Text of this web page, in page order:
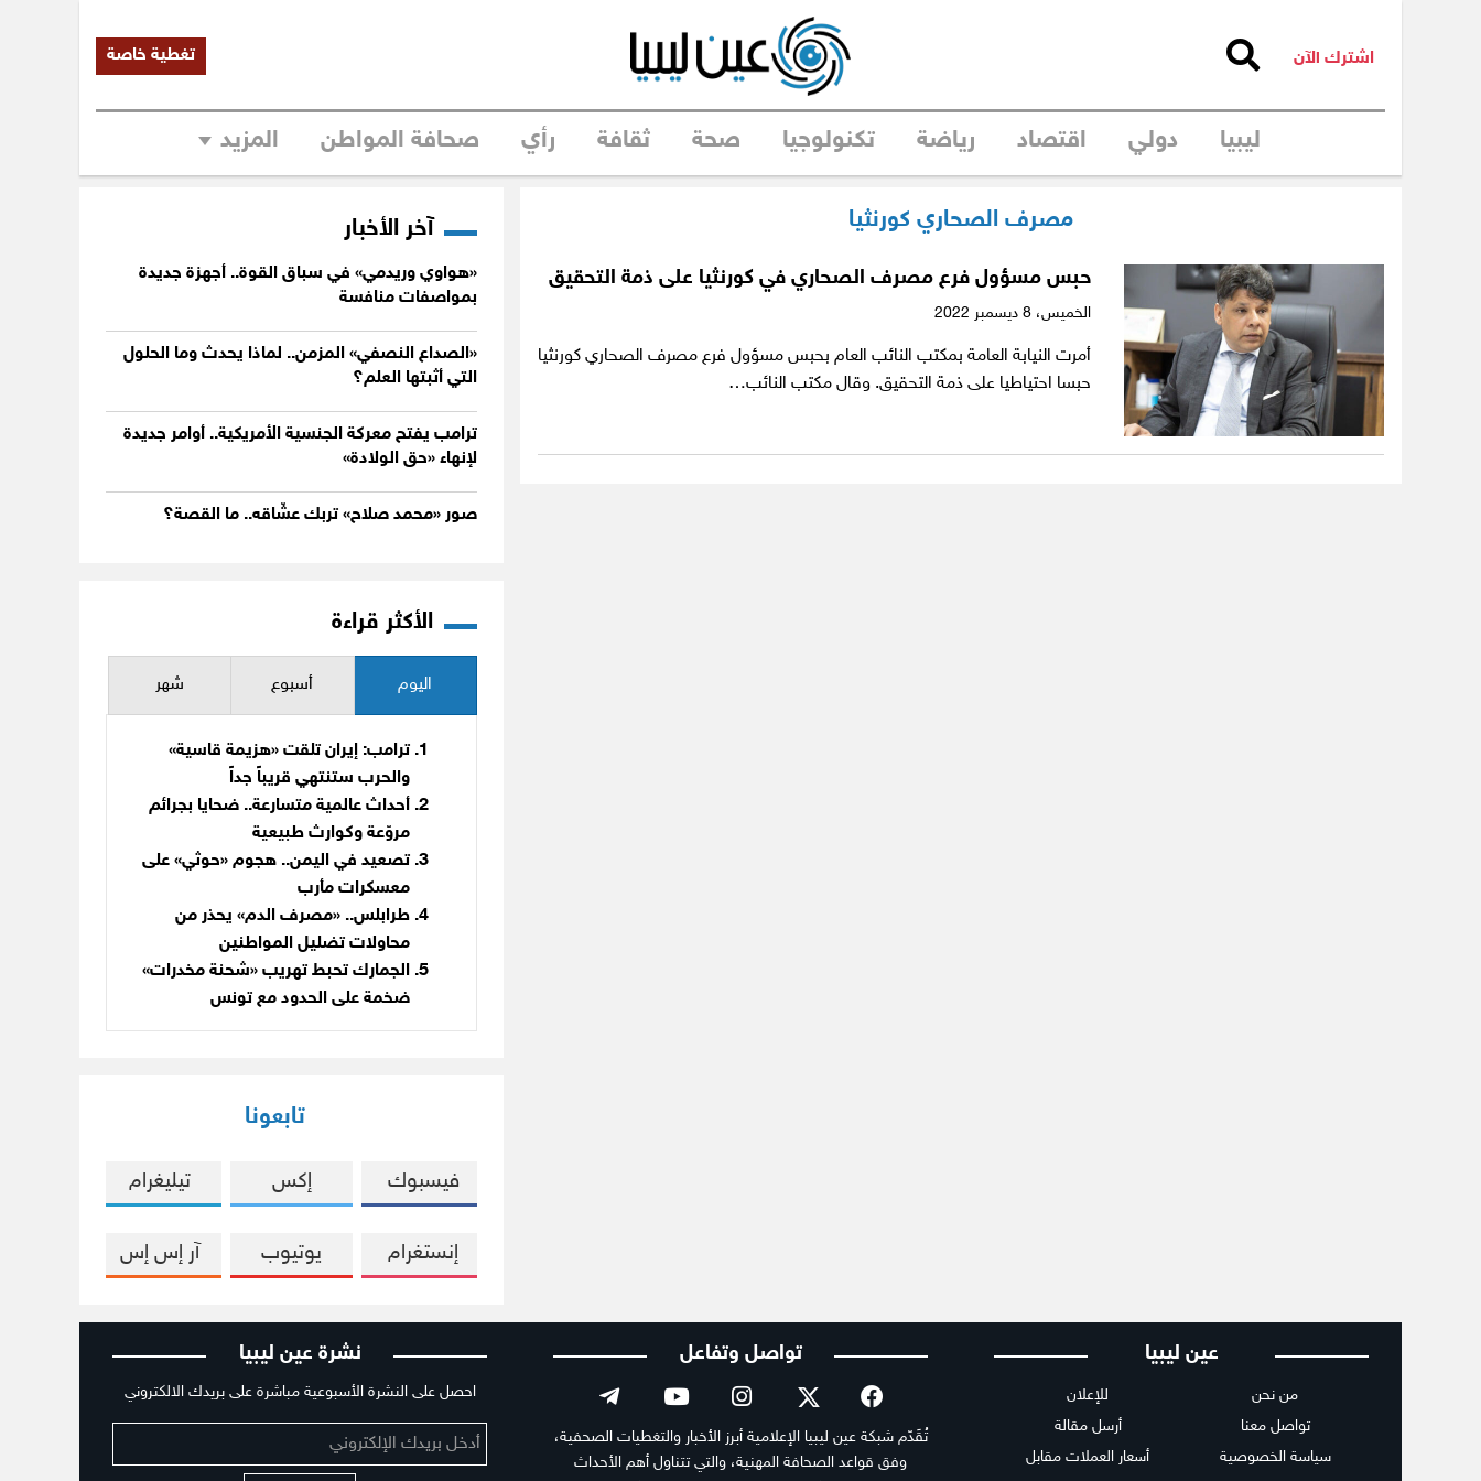
اشترك الآن تغطية خاصة
ليبيا دولي اقتصاد رياضة تكنولوجيا صحة ثقافة رأي صحافة المواطن المزيد
مصرف الصحاري كورنثيا
حبس مسؤول فرع مصرف الصحاري في كورنثيا على ذمة التحقيق
الخميس،
أمرت النيابة العامة بمكتب النائب العام بحبس مسؤول فرع مصرف الصحاري كورنثيا
حبسا احتياطيا على ذمة التحقيق. وقال مكتب النائب…
آخر الأخبار
«هواوي وريدمي» في سباق القوة.. أجهزة جديدة
بمواصفات منافسة
«الصداع النصفي» المزمن.. لماذا يحدث وما الحلول
التي أثبتها العلم؟
ترامب يفتح معركة الجنسية الأمريكية.. أوامر جديدة
لإنهاء «حق الولادة»
صور «محمد صلاح» تربك عشّاقه.. ما القصة؟
الأكثر قراءة
اليوم أسبوع شهر
ترامب: إيران تلقت «هزيمة قاسية»
والحرب ستنتهي قريباً جداً
أحداث عالمية متسارعة.. ضحايا بجرائم
مروّعة وكوارث طبيعية
تصعيد في اليمن.. هجوم «حوثي» على
معسكرات مأرب
طرابلس.. «مصرف الدم» يحذر من
محاولات تضليل المواطنين
الجمارك تحبط تهريب «شحنة مخدرات»
ضخمة على الحدود مع تونس
تابعونا
فيسبوك إكس تيليغرام
إنستغرام يوتيوب آر إس إس
عين ليبيا
من نحن
تواصل معنا
سياسة الخصوصية
للإعلان
أرسل مقالة
أسعار العملات مقابل
تواصل وتفاعل
تُقَدّم شبكة عين ليبيا الإعلامية أبرز الأخبار والتغطيات الصحفية،
وفق قواعد الصحافة المهنية، والتي تتناول أهم الأحداث
نشرة عين ليبيا
احصل على النشرة الأسبوعية مباشرة على بريدك الالكتروني